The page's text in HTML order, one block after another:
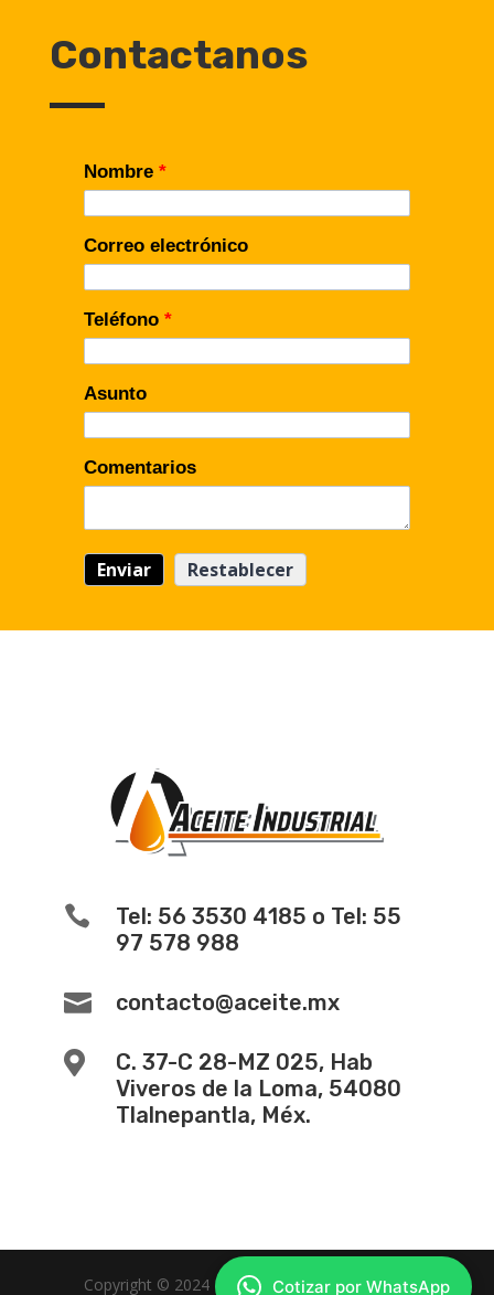
Contactanos
Nombre *
Correo electrónico
Teléfono *
Asunto
Comentarios

Tel: 56 3530 4185 o Tel: 55
97 578 988
 contacto@aceite.mx

C. 37-C 28-MZ 025, Hab
Viveros de la Loma, 54080
Tlalnepantla, Méx.
Copyright © 2024 - Diseño de Paginas Web
Cotizar por WhatsApp